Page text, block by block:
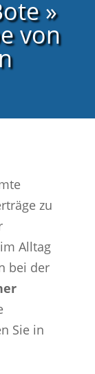
»
von
zu
Alltag
bei der
Sie in